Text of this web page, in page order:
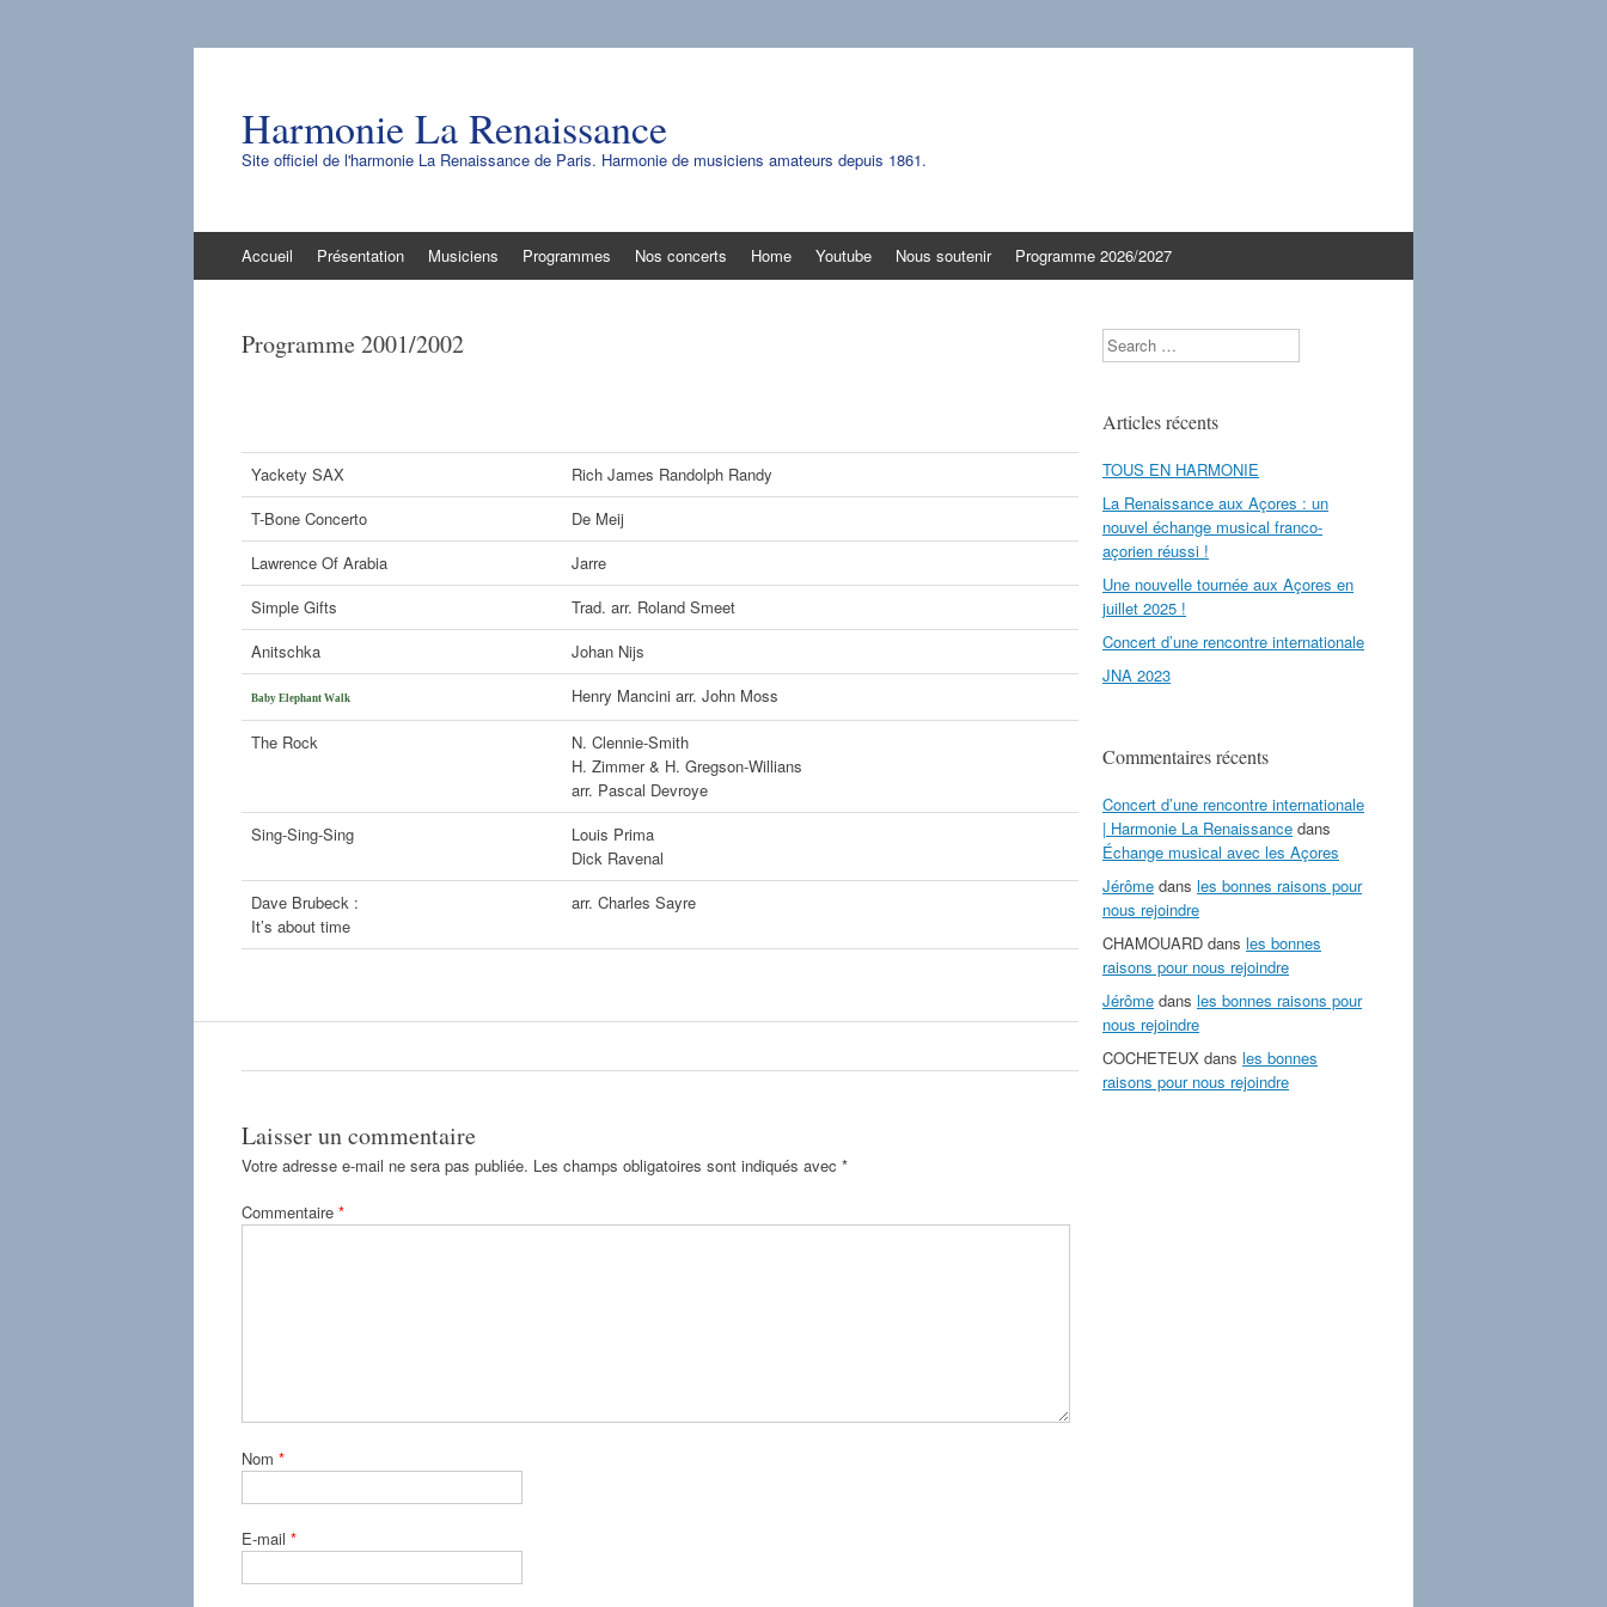
Harmonie La Renaissance
Site officiel de l'harmonie La Renaissance de Paris. Harmonie de musiciens amateurs depuis 1861.
au
Accueil Présentation Musiciens Programmes Nos concerts Home Youtube Nous soutenir Programme 2026/2027
Programme 2001/2002
Yackety SAX
Rich James Randolph Randy
T-Bone Concerto
De Meij
Lawrence Of Arabia
Jarre
Simple Gifts
Trad. arr. Roland Smeet
Anitschka
Johan Nijs
Baby Elephant Walk Henry Mancini arr. John Moss
The Rock
N. Clennie-Smith
H. Zimmer & H. Gregson-Willians
arr. Pascal Devroye
Sing-Sing-Sing
Louis Prima
Dick Ravenal
Dave Brubeck :
It’s about time
arr. Charles Sayre
Laisser un commentaire
Votre adresse e-mail ne sera pas publiée. Les champs obligatoires sont indiqués avec *
Commentaire *
Nom *
E-mail *
Search
Articles récents
TOUS EN HARMONIE
La Renaissance aux Açores : un
nouvel échange musical franco-
açorien réussi !
Une nouvelle tournée aux Açores en
juillet 2025 !
Concert d’une rencontre internationale
JNA 2023
Commentaires récents
Concert d’une rencontre internationale
| Harmonie La Renaissance dans
Échange musical avec les Açores
Jérôme dans les bonnes raisons pour
nous rejoindre
CHAMOUARD dans les bonnes
raisons pour nous rejoindre
Jérôme dans les bonnes raisons pour
nous rejoindre
COCHETEUX dans les bonnes
raisons pour nous rejoindre